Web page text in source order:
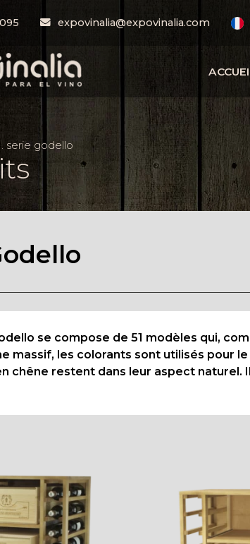
expovinalia@expovinalia.com
. serie godello
se compose de 51 modèles qui,
massif, les colorants sont utilisés pour
chêne restent dans leur aspect naturel.